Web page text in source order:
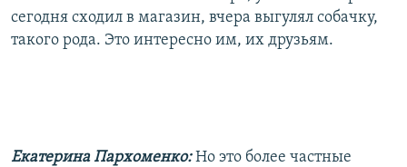
сегодня сходил в магазин, вчера выгулял собачку,
такого рода. Это интересно им, их друзьям.
Екатерина Пархоменко:Но это более частные